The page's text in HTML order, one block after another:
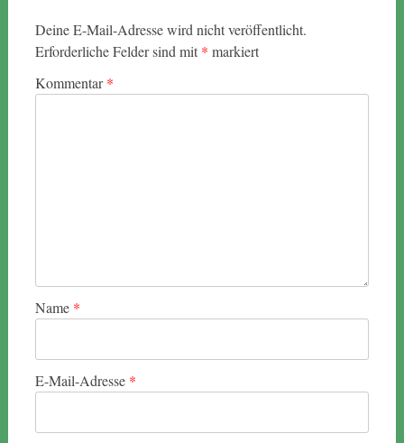
Deine E-Mail-Adresse wird nicht veröffentlicht.
Erforderliche Felder sind mit * markiert
Kommentar*
Name *
E-Mail-Adresse *